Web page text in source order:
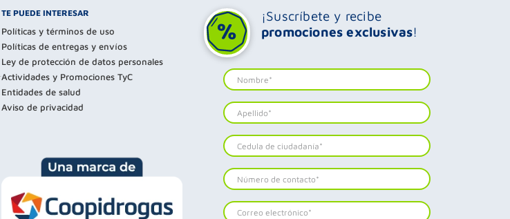
TE PUEDE INTERESAR
Políticas y términos de uso
Políticas de entregas y envíos
Ley de protección de datos personales
Actividades y Promociones TyC
Entidades de salud
Aviso de privacidad
¡Suscríbete y recibe
promociones exclusivas!